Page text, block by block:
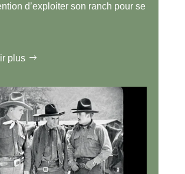
d’exploiter son ranch pour se
plus